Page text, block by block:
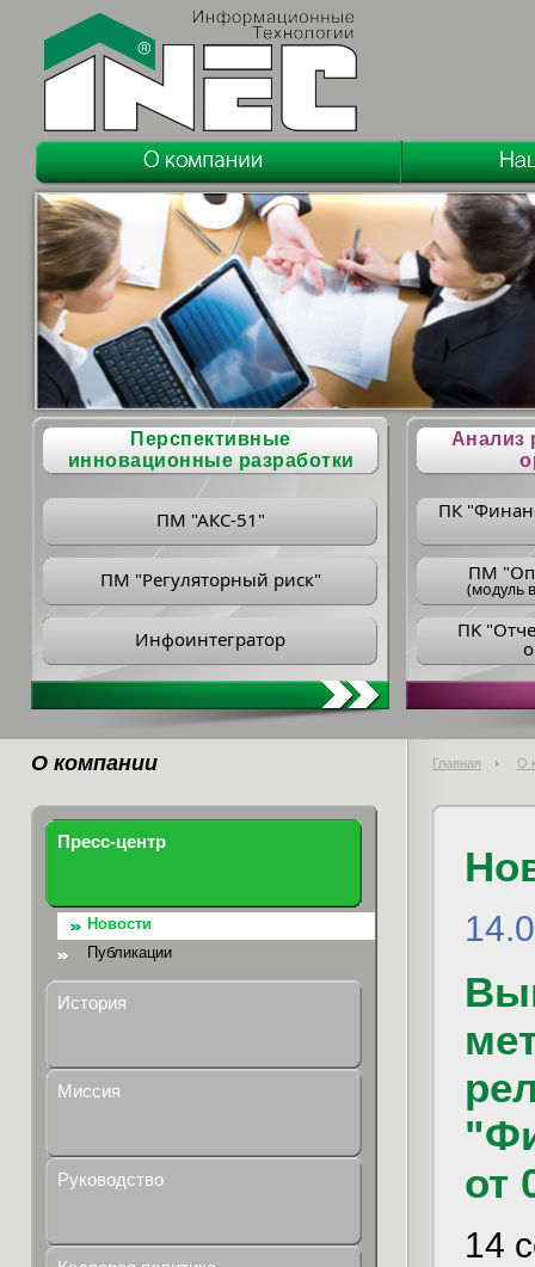
Перспективные
инновационные разработки
ПМ "АКС-51"
ПМ "Регуляторный риск"
Инфоинтегратор
Анализ
ПК
ПM
(модуль
ПK
О компании Главная О
Пресс-центр
Новости
Публикации
История
Миссия
Руководство
от
14